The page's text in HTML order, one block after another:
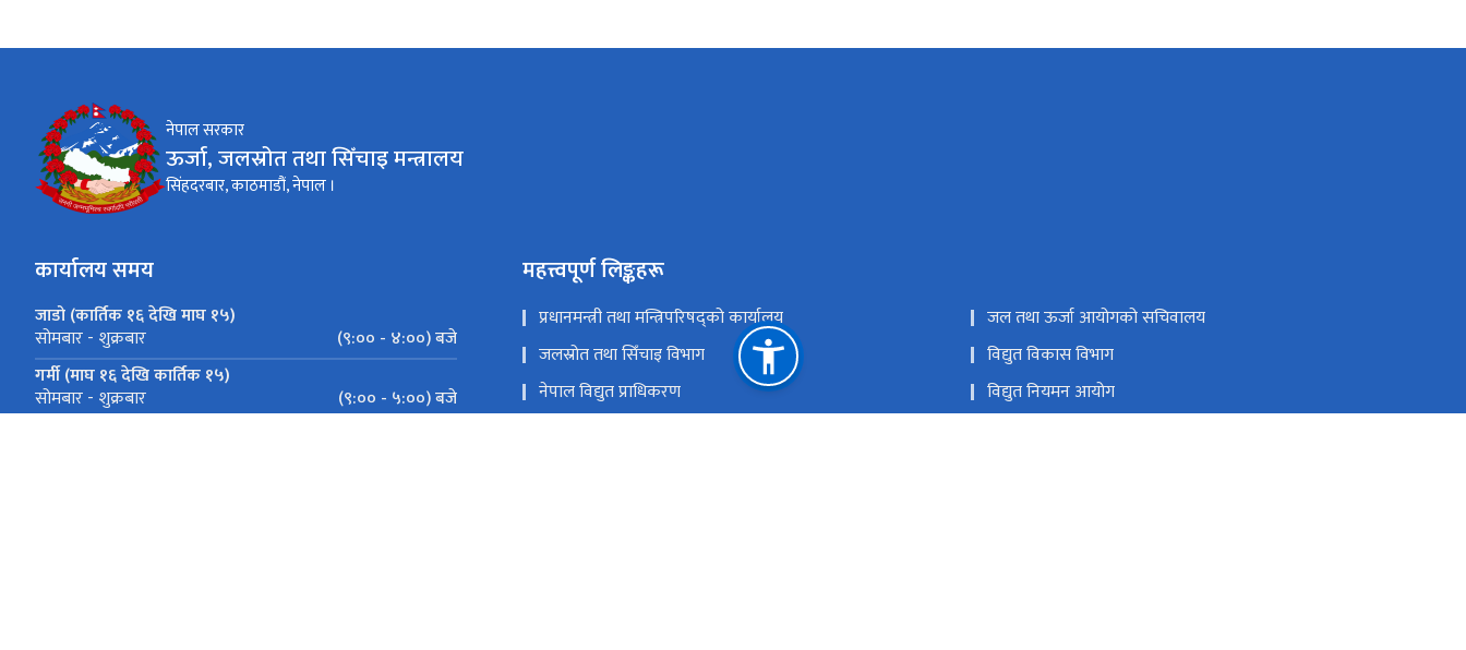
नेपाल सरकार
ऊर्जा, जलस्रोत तथा सिँचाइ मन्त्रालय
सिंहदरबार, काठमाडौं, नेपाल ।
कार्यालय समय
जाडो (कार्तिक १६ देखि माघ १५)
सोमबार - शुक्रबार
(९:०० - ४:००) बजे
गर्मी (माघ १६ देखि कार्तिक १५)
सोमबार - शुक्रबार (९:०० - ५:००) बजे
महत्त्वपूर्ण लिङ्कहरू
प्रधानमन्त्री तथा मन्त्रिपरिषद्को कार्यालय
जल तथा ऊर्जा आयोगको सचिवालय
जलस्रोत तथा सिँचाइ विभाग
विद्युत विकास विभाग
नेपाल विद्युत प्राधिकरण
विद्युत नियमन आयोग